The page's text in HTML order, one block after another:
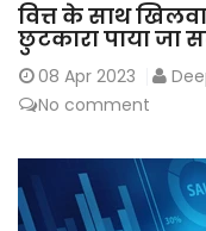
वित्त के साथ
छुटकारा पाया जा
08 Apr 2023
No comment